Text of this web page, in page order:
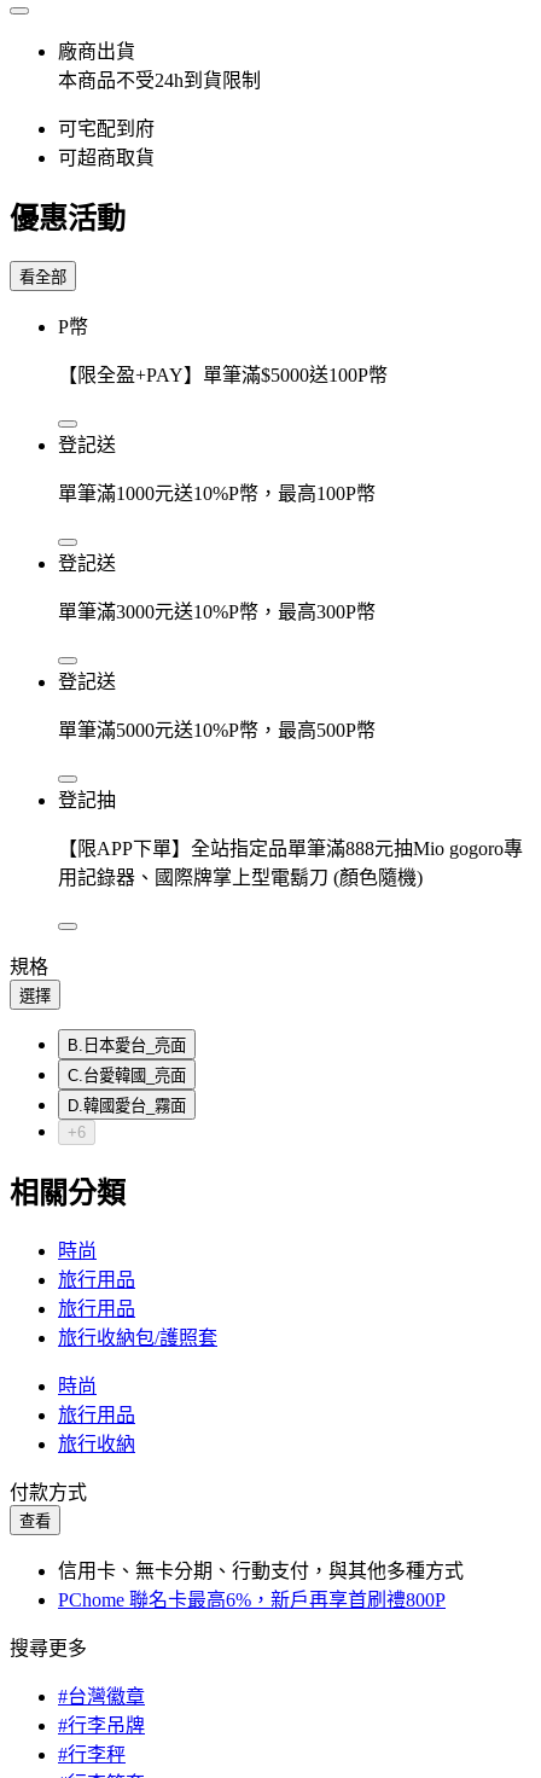
廠商出貨
本商品不受24h到貨限制
可宅配到府
可超商取貨
優惠活動
看全部
P幣
【限全盈+PAY】單筆滿$5000送100P幣
登記送
單筆滿1000元送10%P幣，最高100P幣
登記送
單筆滿3000元送10%P幣，最高300P幣
登記送
單筆滿5000元送10%P幣，最高500P幣
登記抽
【限APP下單】全站指定品單筆滿888元抽Mio gogoro專
用記錄器、國際牌掌上型電鬍刀 (顏色隨機)
規格
選擇
B.日本愛台_亮面
C.台愛韓國_亮面
D.韓國愛台_霧面
+6
相關分類
時尚
旅行用品
旅行用品
旅行收納包/護照套
時尚
旅行用品
旅行收納
付款方式
查看
信用卡、無卡分期、行動支付，與其他多種方式
PChome 聯名卡最高6%，新戶再享首刷禮800P
搜尋更多
#台灣徽章
#行李吊牌
#行李秤